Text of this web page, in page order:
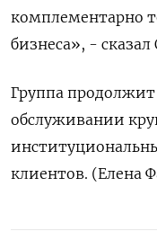
комплементарно
бизнеса», -
Группа
обслуживании
клиентов. (Елена